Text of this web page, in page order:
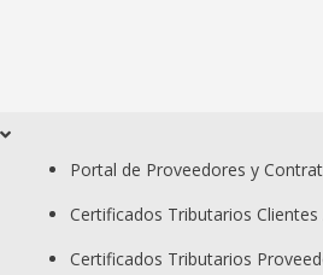
Portal de Proveedores y
Certificados Tributarios
Certificados Tributarios